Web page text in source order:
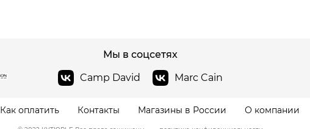
Мы в соцсетях
Camp David
Marc Cain
Как оплатить Контакты Магазины в России О компании